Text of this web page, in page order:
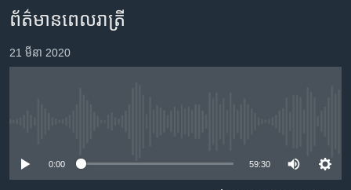
ទំព័រ​
ព័ត៌មាន​​
តែ​
ម្តង
រចនា
ហេឡូវីអូអេ
កម្ពុជាច្នៃប្រតិដ្ឋ
កម្មវិធីទាំងអស់
YouTube Music
ព័ត៌មានពេលរាត្រី
21 មីនា 2020
0:00 59:30